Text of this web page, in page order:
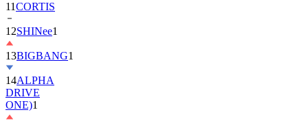
11CORTIS
12SHINee1
13BIGBANG1
14ALPHA
DRIVE
ONE)1